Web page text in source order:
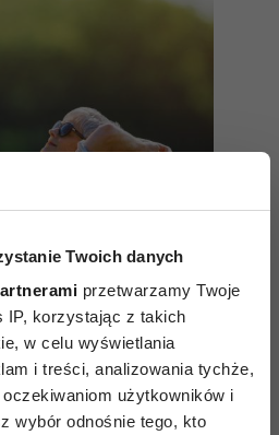
Twoich danych
przetwarzamy Twoje
IP, korzystając z takich
w celu wyświetlania
i treści, analizowania tychże,
użytkowników i
wybór odnośnie tego, kto
flow – co to
książki
pozytywna